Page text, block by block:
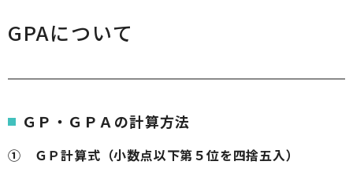
へ
GPAについて
ＧＰ・ＧＰＡの計算方法
① ＧＰ計算式（小数点以下第５位を四捨五入）